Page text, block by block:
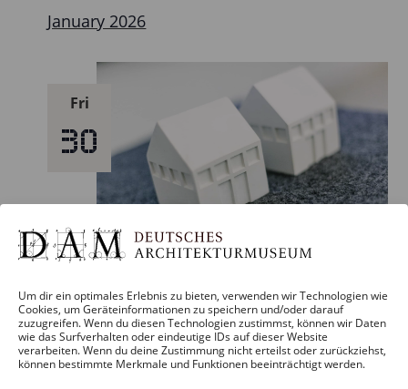
Um dir ein optimales Erlebnis zu bieten, verwenden wir Technologien wie
Cookies, um Geräteinformationen zu speichern und/oder darauf
zuzugreifen. Wenn du diesen Technologien zustimmst, können wir Daten
wie das Surfverhalten oder eindeutige IDs auf dieser Website
verarbeiten. Wenn du deine Zustimmung nicht erteilst oder zurückziehst,
können bestimmte Merkmale und Funktionen beeinträchtigt werden.
January 2026
Fri
30
Award Ceremony + Exhibition Opening:
DAM Preis 2026 The 23 best buildings
in/from Germany